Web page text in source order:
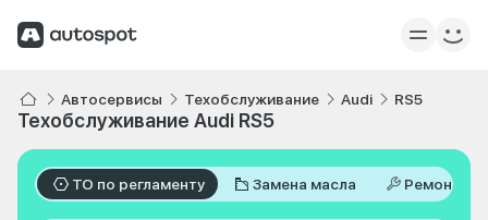
Автосервисы Техобслуживание Audi RS5
Техобслуживание Audi RS5
ТО по регламенту Замена масла Ремонт